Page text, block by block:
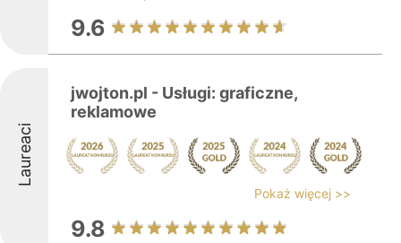
9.6
Laureaci
jwojton.pl - Usługi: graficzne,
reklamowe
Pokaż więcej >>
9.8